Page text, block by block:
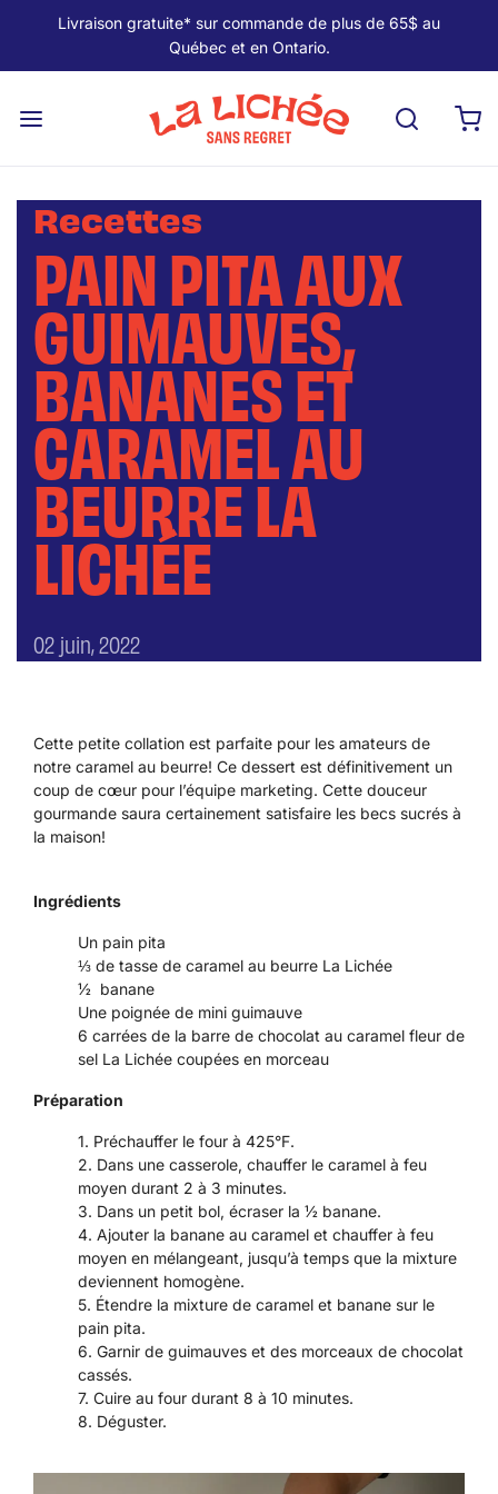
Livraison gratuite* sur commande de plus de 65$ au
Québec et en Ontario.
Recettes
PAIN PITA AUX
GUIMAUVES,
BANANES ET
CARAMEL AU
BEURRE LA
LICHÉE
02 juin, 2022
Cette petite collation est parfaite pour les amateurs de
notre caramel au beurre! Ce dessert est définitivement un
coup de cœur pour l’équipe marketing. Cette douceur
gourmande saura certainement satisfaire les becs sucrés à
la maison!
Ingrédients
Un pain pita
⅓ de tasse de caramel au beurre La Lichée
½ banane
Une poignée de mini guimauve
6 carrées de la barre de chocolat au caramel fleur de
sel La Lichée coupées en morceau
Préparation
Préchauffer le four à 425°F.
Dans une casserole, chauffer le caramel à feu
moyen durant 2 à 3 minutes.
Dans un petit bol, écraser la ½ banane.
Ajouter la banane au caramel et chauffer à feu
moyen en mélangeant, jusqu’à temps que la mixture
deviennent homogène.
Étendre la mixture de caramel et banane sur le
pain pita.
Garnir de guimauves et des morceaux de chocolat
cassés.
Cuire au four durant 8 à 10 minutes.
Déguster.